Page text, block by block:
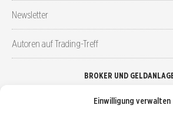
Einwilligung verwalten
Newsletter
Autoren auf Trading-Treff
BROKER UND